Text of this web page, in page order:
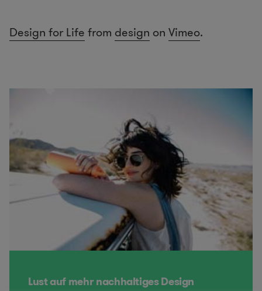
Design for Life from design on Vimeo.
Lust auf mehr nachhaltiges Design